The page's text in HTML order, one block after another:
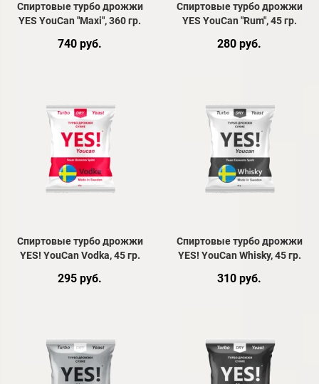
Спиртовые турбо дрожжи
YES YouCan "Maxi", 360 гр.
740 руб.
Спиртовые турбо дрожжи
YES YouCan "Rum", 45 гр.
280 руб.
Спиртовые турбо дрожжи
YES! YouCan Vodka, 45 гр.
295 руб.
Спиртовые турбо дрожжи
YES! YouCan Whisky, 45 гр.
310 руб.